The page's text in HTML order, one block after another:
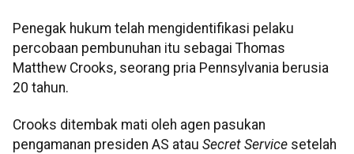
Penegak hukum telah mengidentifikasi pelaku
percobaan pembunuhan itu sebagai Thomas
Matthew Crooks, seorang pria Pennsylvania berusia
20 tahun.
Crooks ditembak mati oleh agen pasukan
pengamanan presiden AS atau Secret Service setelah